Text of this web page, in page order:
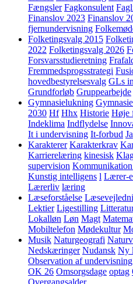
Fængsler Fagkonsulent
Finanslov 2023 Finanslov
fjernundervisning
Folketingsvalg 2015
2022 Folketingsvalg 2026
Forsvarsstudieretning
Fremmedsprogsstrategi
hovedbestyrelsesvalg GLs
Grundforløb Gruppearbejde
Gymnasielukning
2030 Hf Hhx Historie Høje
Indeklima Indflydelse
It i undervisning It-forbud
Karakterer Karakterkrav
Karrierelæring kinesisk
supervision
Kunstig intelligens l Lærer-
Lærerliv læring
Læseforståelse
Lektier Ligestilling
Lokalløn Løn Magt
Mobiltelefon Mødekultur
Musik Naturgeografi
Nedskæringer Nudansk Ny
Observation af undervisning
OK 26 Omsorgsdage optag
Overgangsalder